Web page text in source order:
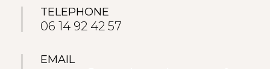
TELEPHONE
06 14 92 42 57
EMAIL